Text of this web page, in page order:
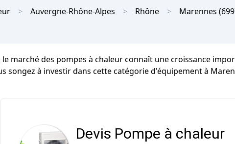
Auvergne-Rhône-Alpes Rhône Marennes
le marché des pompes à chaleur connaît une croissance
songez à investir dans cette catégorie d'équipement à
Devis Pompe à chaleur